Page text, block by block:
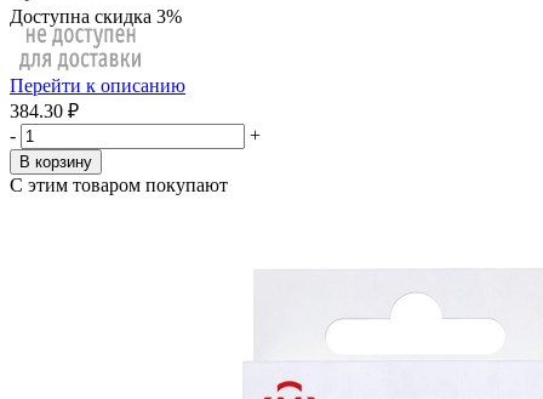
Доступна скидка 3%
Перейти к описанию
384.30 ₽
-
+
В корзину
С этим товаром покупают